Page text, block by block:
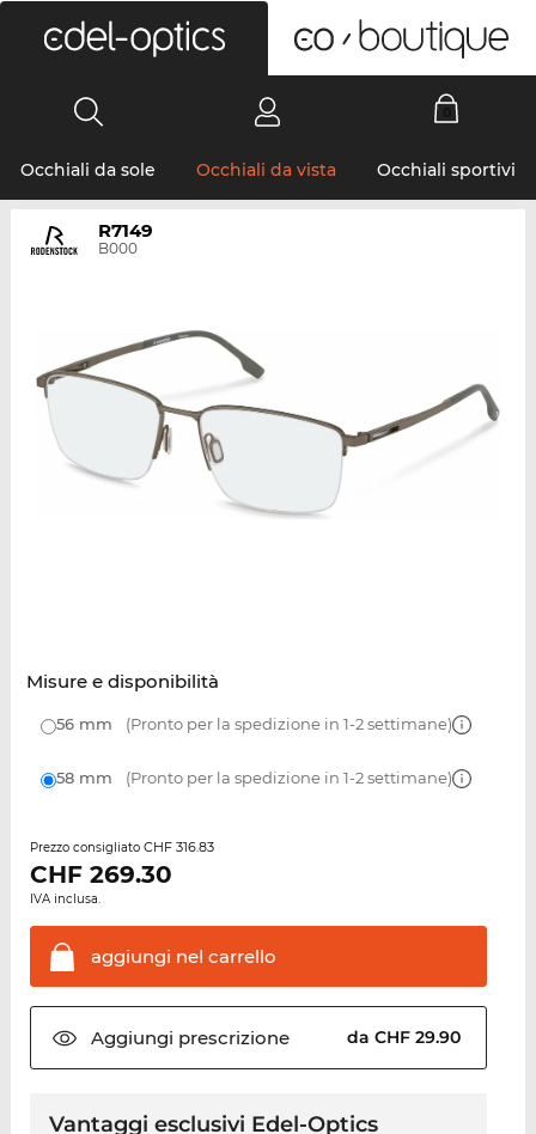
Occhiali da sole Occhiali da vista Occhiali sportivi
R7149
B000
Misure e disponibilità
56 mm (Pronto per la spedizione in 1-2 settimane)
58 mm (Pronto per la spedizione in 1-2 settimane)
Prezzo consigliato CHF 316.83
CHF 269.30
IVA inclusa.
aggiungi nel carrello
Aggiungi prescrizione da CHF 29.90
Vantaggi esclusivi Edel-Optics